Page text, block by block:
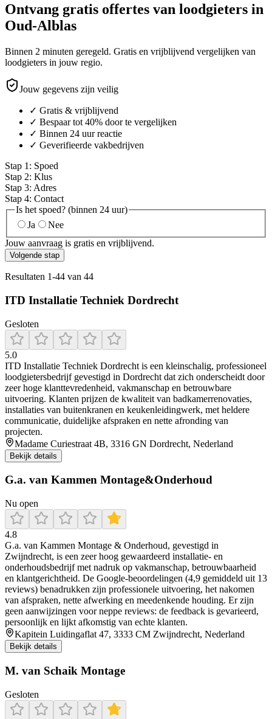
Ontvang gratis offertes van loodgieters in
Oud-Alblas
Binnen 2 minuten geregeld. Gratis en vrijblijvend vergelijken van
loodgieters in jouw regio.
Jouw gegevens zijn veilig
✓ Gratis & vrijblijvend
✓ Bespaar tot 40% door te vergelijken
✓ Binnen 24 uur reactie
✓ Geverifieerde vakbedrijven
Stap 1 : Spoed
Stap 2: Klus
Stap 3: Adres
Stap 4: Contact
Is het spoed? (binnen 24 uur)
Ja
Nee
Jouw aanvraag is gratis en vrijblijvend.
Volgende stap
Resultaten 1-44 van 44
ITD Installatie Techniek Dordrecht
Gesloten
5.0
ITD Installatie Techniek Dordrecht is een kleinschalig, professioneel
loodgietersbedrijf gevestigd in Dordrecht dat zich onderscheidt door
zeer hoge klanttevredenheid, vakmanschap en betrouwbare
uitvoering. Klanten prijzen de kwaliteit van badkamerrenovaties,
installaties van buitenkranen en keukenleidingwerk, met heldere
communicatie, duidelijke afspraken en nette afronding van
projecten.
Madame Curiestraat 4B, 3316 GN Dordrecht, Nederland
Bekijk details
G.a. van Kammen Montage&Onderhoud
Nu open
4.8
G.a. van Kammen Montage & Onderhoud, gevestigd in
Zwijndrecht, is een zeer hoog gewaardeerd installatie- en
onderhoudsbedrijf met nadruk op vakmanschap, betrouwbaarheid
en klantgerichtheid. De Google-beoordelingen (4,9 gemiddeld uit 13
reviews) benadrukken zijn professionele uitvoering, het nakomen
van afspraken, nette afwerking en meedenkende houding. Er zijn
geen aanwijzingen voor neppe reviews: de feedback is gevarieerd,
persoonlijk en lijkt afkomstig van echte klanten.
Kapitein Luidingaflat 47, 3333 CM Zwijndrecht, Nederland
Bekijk details
M. van Schaik Montage
Gesloten